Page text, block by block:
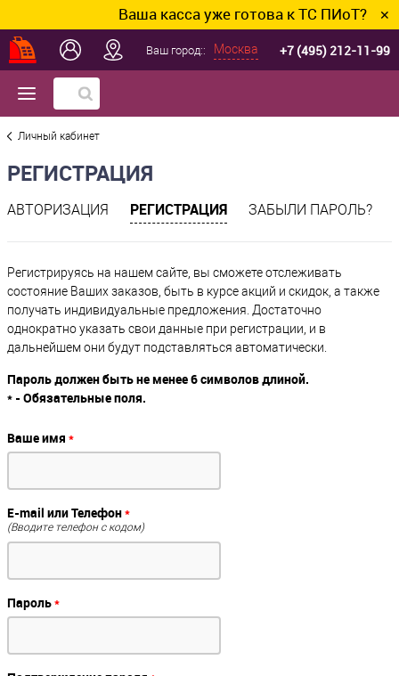
Ваша касса уже готова к ТС ПИоТ? ✕
Ваш город:: Москва +7 (495) 212-11-99
Личный кабинет
РЕГИСТРАЦИЯ
АВТОРИЗАЦИЯ РЕГИСТРАЦИЯ ЗАБЫЛИ ПАРОЛЬ?
Регистрируясь на нашем сайте, вы сможете отслеживать
состояние Ваших заказов, быть в курсе акций и скидок, а также
получать индивидуальные предложения. Достаточно
однократно указать свои данные при регистрации, и в
дальнейшем они будут подставляться автоматически.
Пароль должен быть не менее 6 символов длиной.
* - Обязательные поля.
Ваше имя *
E-mail или Телефон*
(Вводите телефон с кодом)
Пароль*